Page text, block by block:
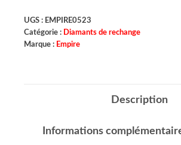
UGS : EMPIRE0523
Catégorie : Diamants de rechange
Marque : Empire
Description
Informations